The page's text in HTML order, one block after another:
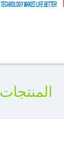
المنتجات